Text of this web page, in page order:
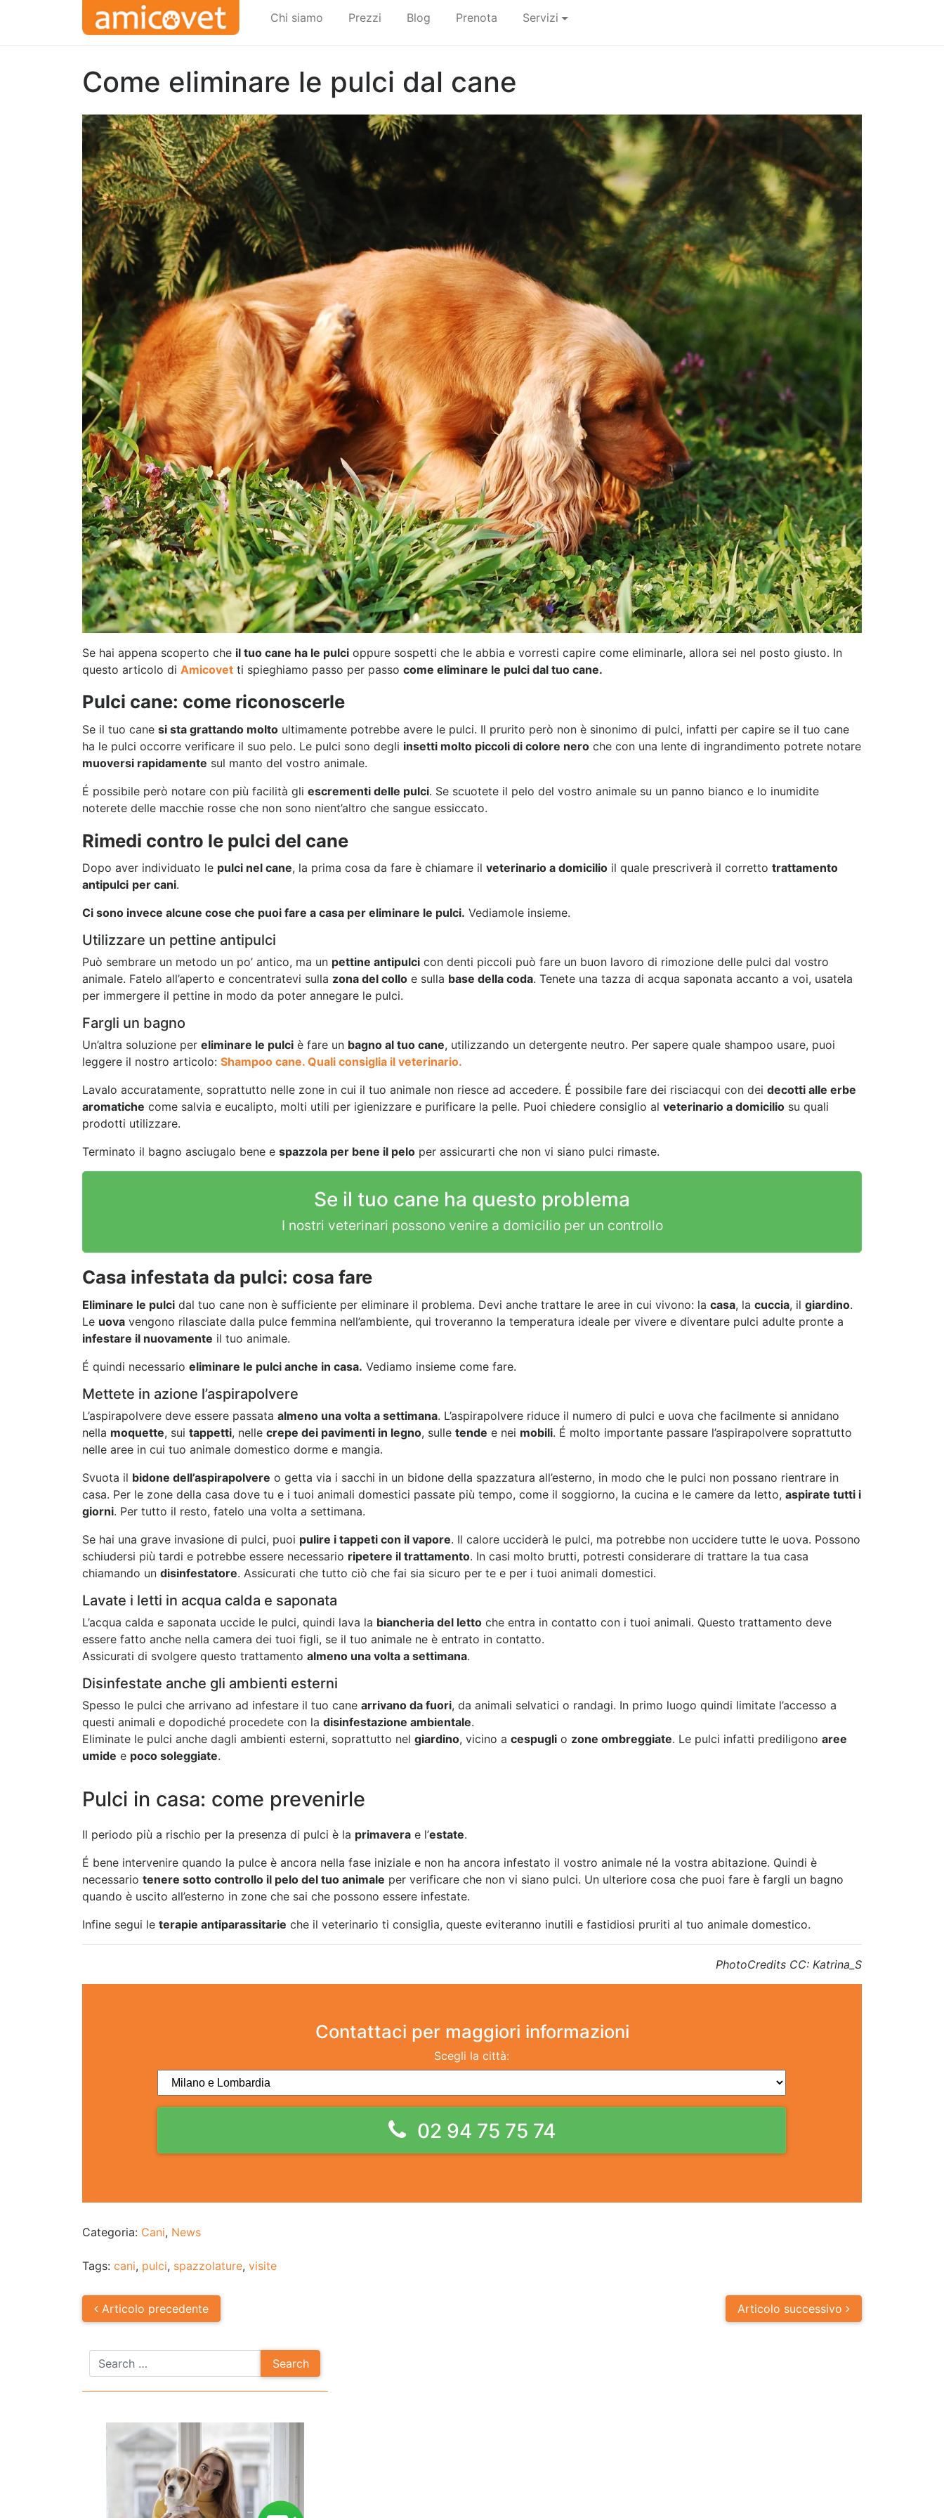
Chi siamo Prezzi Blog Prenota Servizi
Come eliminare le pulci dal cane
Se hai appena scoperto che il tuo cane ha le pulci oppure sospetti che le abbia e vorresti capire come eliminarle, allora sei nel posto giusto. In
questo articolo di Amicovet ti spieghiamo passo per passo come eliminare le pulci dal tuo cane.
Pulci cane: come riconoscerle
Se il tuo cane si sta grattando molto ultimamente potrebbe avere le pulci. Il prurito però non è sinonimo di pulci, infatti per capire se il tuo cane
ha le pulci occorre verificare il suo pelo. Le pulci sono degli insetti molto piccoli di colore nero che con una lente di ingrandimento potrete notare
muoversi rapidamente sul manto del vostro animale.
É possibile però notare con più facilità gli escrementi delle pulci. Se scuotete il pelo del vostro animale su un panno bianco e lo inumidite
noterete delle macchie rosse che non sono nient’altro che sangue essiccato.
Rimedi contro le pulci del cane
Dopo aver individuato le pulci nel cane, la prima cosa da fare è chiamare il veterinario a domicilio il quale prescriverà il corretto trattamento
antipulci per cani.
Ci sono invece alcune cose che puoi fare a casa per eliminare le pulci. Vediamole insieme.
Utilizzare un pettine antipulci
Può sembrare un metodo un po’ antico, ma un pettine antipulci con denti piccoli può fare un buon lavoro di rimozione delle pulci dal vostro
animale. Fatelo all’aperto e concentratevi sulla zona del collo e sulla base della coda. Tenete una tazza di acqua saponata accanto a voi, usatela
per immergere il pettine in modo da poter annegare le pulci.
Fargli un bagno
Un’altra soluzione per eliminare le pulci è fare un bagno al tuo cane, utilizzando un detergente neutro. Per sapere quale shampoo usare, puoi
leggere il nostro articolo: Shampoo cane. Quali consiglia il veterinario.
Lavalo accuratamente, soprattutto nelle zone in cui il tuo animale non riesce ad accedere. É possibile fare dei risciacqui con dei decotti alle erbe
aromatiche come salvia e eucalipto, molti utili per igienizzare e purificare la pelle. Puoi chiedere consiglio al veterinario a domicilio su quali
prodotti utilizzare.
Terminato il bagno asciugalo bene e spazzola per bene il pelo per assicurarti che non vi siano pulci rimaste.
Se il tuo cane ha questo problema
I nostri veterinari possono venire a domicilio per un controllo
Casa infestata da pulci: cosa fare
Eliminare le pulci dal tuo cane non è sufficiente per eliminare il problema. Devi anche trattare le aree in cui vivono: la casa, la cuccia, il giardino.
Le uova vengono rilasciate dalla pulce femmina nell’ambiente, qui troveranno la temperatura ideale per vivere e diventare pulci adulte pronte a
infestare il nuovamente il tuo animale.
É quindi necessario eliminare le pulci anche in casa. Vediamo insieme come fare.
Mettete in azione l’aspirapolvere
L’aspirapolvere deve essere passata almeno una volta a settimana. L’aspirapolvere riduce il numero di pulci e uova che facilmente si annidano
nella moquette, sui tappetti, nelle crepe dei pavimenti in legno, sulle tende e nei mobili. É molto importante passare l’aspirapolvere soprattutto
nelle aree in cui tuo animale domestico dorme e mangia.
Svuota il bidone dell’aspirapolvere o getta via i sacchi in un bidone della spazzatura all’esterno, in modo che le pulci non possano rientrare in
casa. Per le zone della casa dove tu e i tuoi animali domestici passate più tempo, come il soggiorno, la cucina e le camere da letto, aspirate tutti i
giorni. Per tutto il resto, fatelo una volta a settimana.
Se hai una grave invasione di pulci, puoi pulire i tappeti con il vapore. Il calore ucciderà le pulci, ma potrebbe non uccidere tutte le uova. Possono
schiudersi più tardi e potrebbe essere necessario ripetere il trattamento. In casi molto brutti, potresti considerare di trattare la tua casa
chiamando un disinfestatore. Assicurati che tutto ciò che fai sia sicuro per te e per i tuoi animali domestici.
Lavate i letti in acqua calda e saponata
L’acqua calda e saponata uccide le pulci, quindi lava la biancheria del letto che entra in contatto con i tuoi animali. Questo trattamento deve
essere fatto anche nella camera dei tuoi figli, se il tuo animale ne è entrato in contatto.
Assicurati di svolgere questo trattamento almeno una volta a settimana.
Disinfestate anche gli ambienti esterni
Spesso le pulci che arrivano ad infestare il tuo cane arrivano da fuori, da animali selvatici o randagi. In primo luogo quindi limitate l’accesso a
questi animali e dopodiché procedete con la disinfestazione ambientale.
Eliminate le pulci anche dagli ambienti esterni, soprattutto nel giardino, vicino a cespugli o zone ombreggiate. Le pulci infatti prediligono aree
umide e poco soleggiate.
Pulci in casa: come prevenirle
Il periodo più a rischio per la presenza di pulci è la primavera e l’estate.
É bene intervenire quando la pulce è ancora nella fase iniziale e non ha ancora infestato il vostro animale né la vostra abitazione. Quindi è
necessario tenere sotto controllo il pelo del tuo animale per verificare che non vi siano pulci. Un ulteriore cosa che puoi fare è fargli un bagno
quando è uscito all’esterno in zone che sai che possono essere infestate.
Infine segui le terapie antiparassitarie che il veterinario ti consiglia, queste eviteranno inutili e fastidiosi pruriti al tuo animale domestico.
PhotoCredits CC: Katrina_S
Contattaci per maggiori informazioni
Scegli la città:
02 94 75 75 74
Categoria: Cani, News
Tags: cani, pulci, spazzolature, visite
Post
navigation
Articolo precedente Articolo successivo